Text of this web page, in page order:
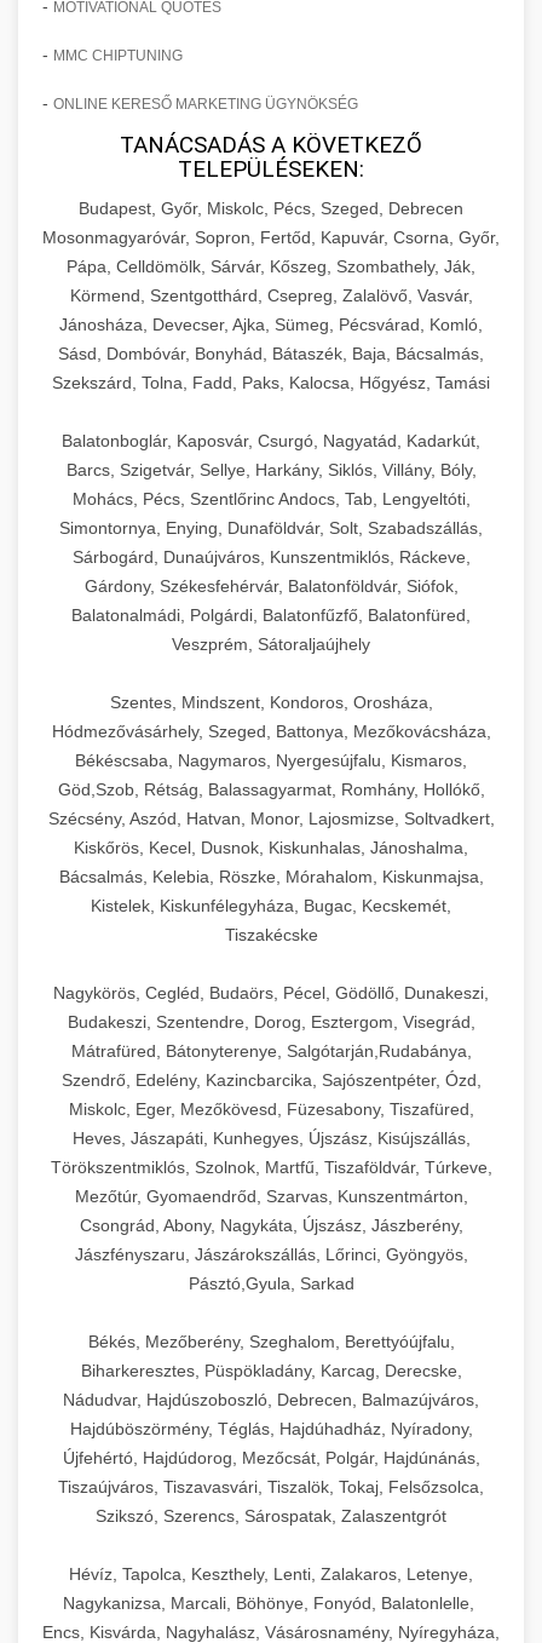
- MOTIVATIONAL QUOTES
- MMC CHIPTUNING
- ONLINE KERESŐ MARKETING ÜGYNÖKSÉG
TANÁCSADÁS A KÖVETKEZŐ
TELEPÜLÉSEKEN:
Budapest, Győr, Miskolc, Pécs, Szeged, Debrecen
Mosonmagyaróvár, Sopron, Fertőd, Kapuvár, Csorna, Győr,
Pápa, Celldömölk, Sárvár, Kőszeg, Szombathely, Ják,
Körmend, Szentgotthárd, Csepreg, Zalalövő, Vasvár,
Jánosháza, Devecser, Ajka, Sümeg, Pécsvárad, Komló,
Sásd, Dombóvár, Bonyhád, Bátaszék, Baja, Bácsalmás,
Szekszárd, Tolna, Fadd, Paks, Kalocsa, Hőgyész, Tamási
Balatonboglár, Kaposvár, Csurgó, Nagyatád, Kadarkút,
Barcs, Szigetvár, Sellye, Harkány, Siklós, Villány, Bóly,
Mohács, Pécs, Szentlőrinc Andocs, Tab, Lengyeltóti,
Simontornya, Enying, Dunaföldvár, Solt, Szabadszállás,
Sárbogárd, Dunaújváros, Kunszentmiklós, Ráckeve,
Gárdony, Székesfehérvár, Balatonföldvár, Siófok,
Balatonalmádi, Polgárdi, Balatonfűzfő, Balatonfüred,
Veszprém, Sátoraljaújhely
Szentes, Mindszent, Kondoros, Orosháza,
Hódmezővásárhely, Szeged, Battonya, Mezőkovácsháza,
Békéscsaba, Nagymaros, Nyergesújfalu, Kismaros,
Göd,Szob, Rétság, Balassagyarmat, Romhány, Hollókő,
Szécsény, Aszód, Hatvan, Monor, Lajosmizse, Soltvadkert,
Kiskőrös, Kecel, Dusnok, Kiskunhalas, Jánoshalma,
Bácsalmás, Kelebia, Röszke, Mórahalom, Kiskunmajsa,
Kistelek, Kiskunfélegyháza, Bugac, Kecskemét,
Tiszakécske
Nagykörös, Cegléd, Budaörs, Pécel, Gödöllő, Dunakeszi,
Budakeszi, Szentendre, Dorog, Esztergom, Visegrád,
Mátrafüred, Bátonyterenye, Salgótarján,Rudabánya,
Szendrő, Edelény, Kazincbarcika, Sajószentpéter, Ózd,
Miskolc, Eger, Mezőkövesd, Füzesabony, Tiszafüred,
Heves, Jászapáti, Kunhegyes, Újszász, Kisújszállás,
Törökszentmiklós, Szolnok, Martfű, Tiszaföldvár, Túrkeve,
Mezőtúr, Gyomaendrőd, Szarvas, Kunszentmárton,
Csongrád, Abony, Nagykáta, Újszász, Jászberény,
Jászfényszaru, Jászárokszállás, Lőrinci, Gyöngyös,
Pásztó,Gyula, Sarkad
Békés, Mezőberény, Szeghalom, Berettyóújfalu,
Biharkeresztes, Püspökladány, Karcag, Derecske,
Nádudvar, Hajdúszoboszló, Debrecen, Balmazújváros,
Hajdúböszörmény, Téglás, Hajdúhadház, Nyíradony,
Újfehértó, Hajdúdorog, Mezőcsát, Polgár, Hajdúnánás,
Tiszaújváros, Tiszavasvári, Tiszalök, Tokaj, Felsőzsolca,
Szikszó, Szerencs, Sárospatak, Zalaszentgrót
Hévíz, Tapolca, Keszthely, Lenti, Zalakaros, Letenye,
Nagykanizsa, Marcali, Böhönye, Fonyód, Balatonlelle,
Encs, Kisvárda, Nagyhalász, Vásárosnamény, Nyíregyháza,